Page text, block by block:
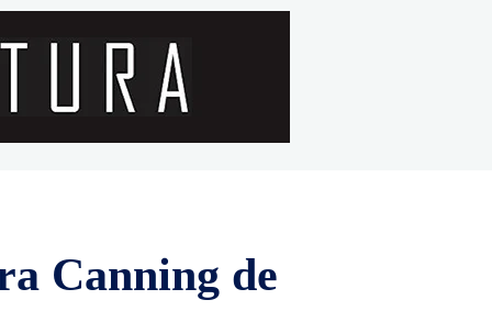
Canning de